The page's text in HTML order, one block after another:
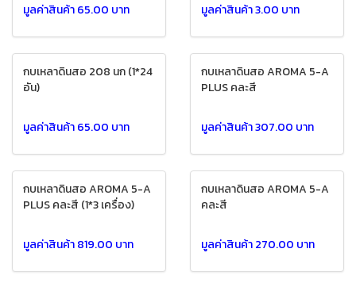
มูลค่าสินค้า 65.00 บาท มูลค่าสินค้า 3.00 บาท
กบเหลาดินสอ 208 นก (1*24
อัน)
มูลค่าสินค้า 65.00 บาท
กบเหลาดินสอ AROMA 5-A
PLUS คละสี
มูลค่าสินค้า 307.00 บาท
กบเหลาดินสอ AROMA 5-A
PLUS คละสี (1*3 เครื่อง)
มูลค่าสินค้า 819.00 บาท
กบเหลาดินสอ AROMA 5-A
คละสี
มูลค่าสินค้า 270.00 บาท